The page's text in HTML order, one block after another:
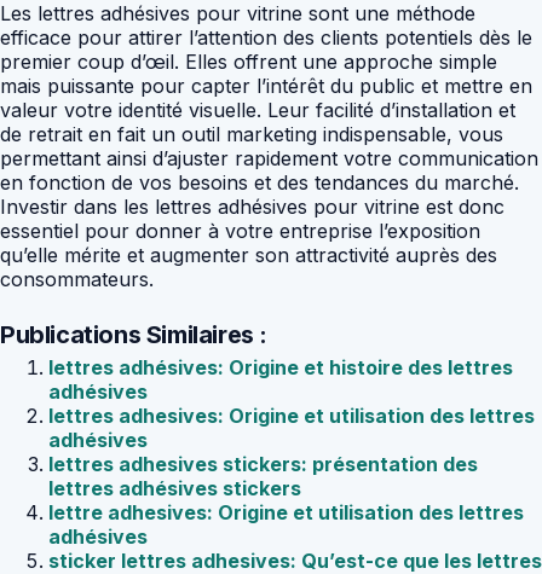
Les lettres adhésives pour vitrine sont une méthode
efficace pour attirer l’attention des clients potentiels dès le
premier coup d’œil. Elles offrent une approche simple
mais puissante pour capter l’intérêt du public et mettre en
valeur votre identité visuelle. Leur facilité d’installation et
de retrait en fait un outil marketing indispensable, vous
permettant ainsi d’ajuster rapidement votre communication
en fonction de vos besoins et des tendances du marché.
Investir dans les lettres adhésives pour vitrine est donc
essentiel pour donner à votre entreprise l’exposition
qu’elle mérite et augmenter son attractivité auprès des
consommateurs.
Publications Similaires :
lettres adhésives: Origine et histoire des lettres
adhésives
lettres adhesives: Origine et utilisation des lettres
adhésives
lettres adhesives stickers: présentation des
lettres adhésives stickers
lettre adhesives: Origine et utilisation des lettres
adhésives
sticker lettres adhesives: Qu’est-ce que les lettres